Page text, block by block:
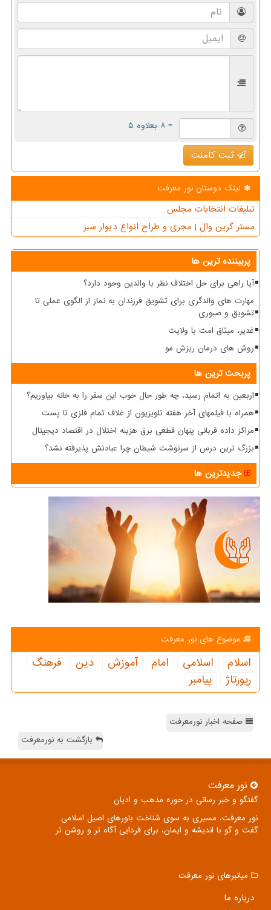
= ۸ بعلاوه ۵
ثبت کامنت
لینک دوستان نور معرفت
تبلیغات انتخابات مجلس
مستر گرین وال | مجری و طراح انواع دیوار سبز
پربیننده ترین ها
آیا راهی برای حل اختلاف نظر با والدین وجود دارد؟
مهارت های والدگری برای تشویق فرزندان به نماز از الگوی عملی تا
تشویق و صبوری
غدیر، میثاق امت با ولایت
روش های درمان ریزش مو
پربحث ترین ها
اربعین به اتمام رسید، چه طور حال خوب این سفر را به خانه بیاوریم؟
همراه با فیلمهای آخر هفته تلویزیون از غلاف تمام فلزی تا پست
مراکز داده قربانی پنهان قطعی برق هزینه اختلال در اقتصاد دیجیتال
بزرگ ترین درس از سرنوشت شیطان چرا عبادتش پذیرفته نشد؟
جدیدترین ها
موضوع های نور معرفت
اسلام اسلامی امام آموزش دین
فرهنگ
رپورتاژ
پیامبر
صفحه اخبار نورمعرفت
بازگشت به نورمعرفت
نور معرفت
گفتگو و خبر رسانی در حوزه مذهب و ادیان
نور معرفت، مسیری به سوی شناخت باورهای اصیل اسلامی
گفت و گو با اندیشه و ایمان، برای فردایی آگاه تر و روشن تر
میانبرهای نور معرفت
درباره ما